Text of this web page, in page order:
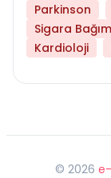
Parkinson
Sigara
Kardioloji
© 2026